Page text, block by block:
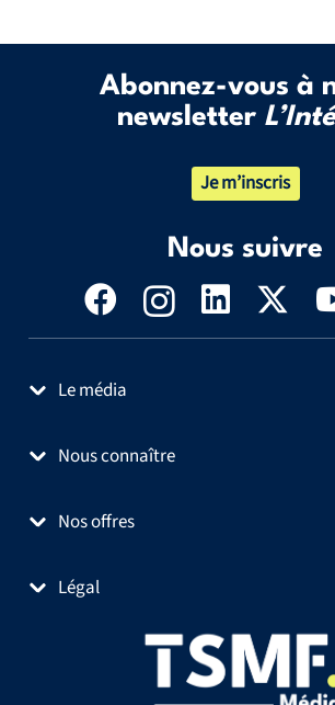
Abonnez-vous à
newsletter
Je m’inscris
Nous suivre
Le média
Nous connaître
Nos offres
Légal